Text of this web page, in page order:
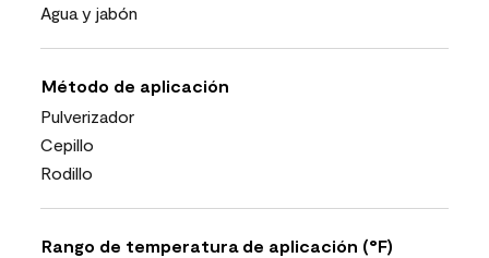
Agua y jabón
Método de aplicación
Pulverizador
Cepillo
Rodillo
Rango de temperatura de aplicación (°F)